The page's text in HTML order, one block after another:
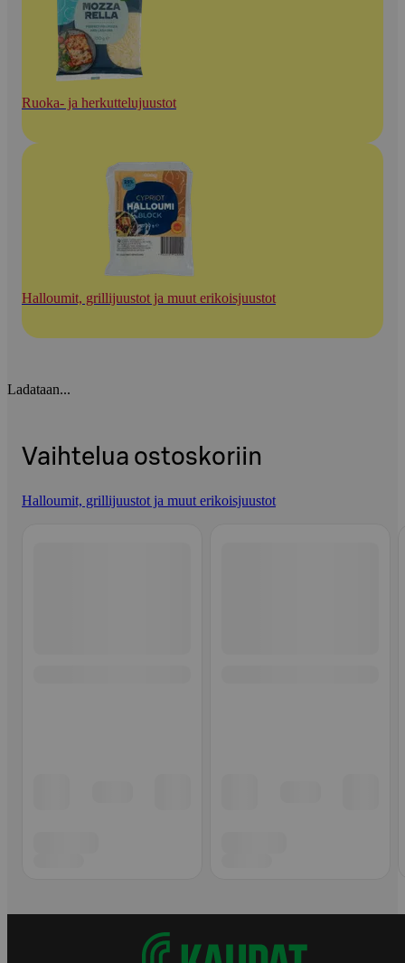
Ruoka- ja herkuttelujuustot
Halloumit, grillijuustot ja muut erikoisjuustot
Ladataan...
Vaihtelua ostoskoriin
Halloumit, grillijuustot ja muut erikoisjuustot